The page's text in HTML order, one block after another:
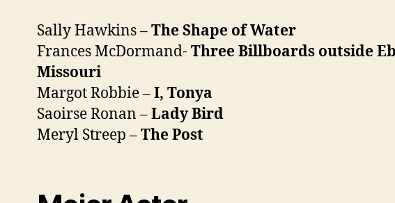
Sally Hawkins –The Shape of Water
Frances McDormand- Three Billboards outside
Missouri
Margot Robbie –I, Tonya
Saoirse Ronan –Lady Bird
Meryl Streep –The Post